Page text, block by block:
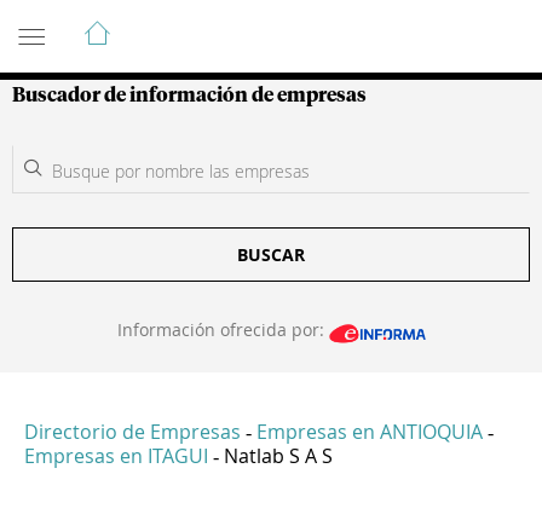
Guía de Empresas Colombianas
Buscador de información de empresas
BUSCAR
Información ofrecida por:
Directorio de Empresas - Empresas en ANTIOQUIA -
Empresas en ITAGUI - Natlab S A S